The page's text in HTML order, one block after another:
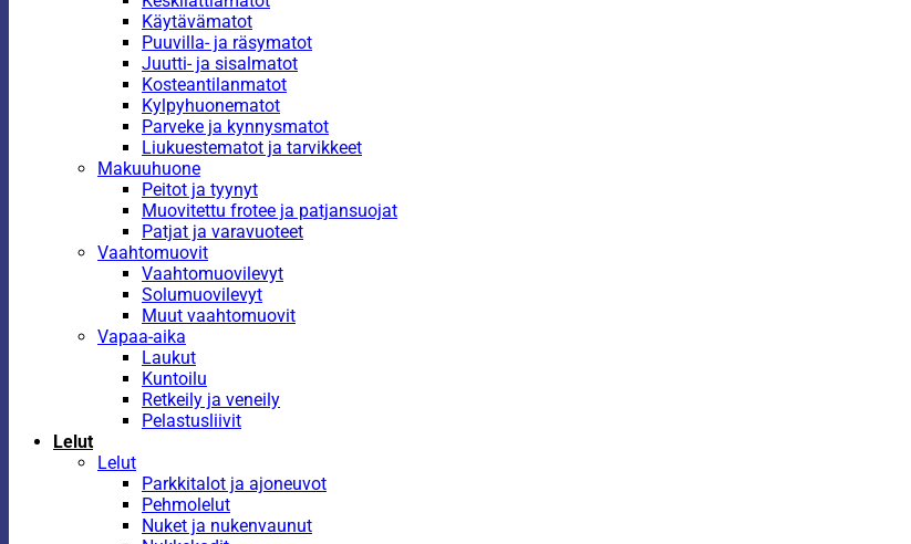
Käytävämatot
Puuvilla- ja räsymatot
Juutti- ja sisalmatot
Kosteantilanmatot
Kylpyhuonematot
Parveke ja kynnysmatot
Liukuestematot ja tarvikkeet
Makuuhuone
Peitot ja tyynyt
Muovitettu frotee ja patjansuojat
Patjat ja varavuoteet
Vaahtomuovit
Vaahtomuovilevyt
Solumuovilevyt
Muut vaahtomuovit
Vapaa-aika
Laukut
Kuntoilu
Retkeily ja veneily
Pelastusliivit
Lelut
Lelut
Parkkitalot ja ajoneuvot
Pehmolelut
Nuket ja nukenvaunut